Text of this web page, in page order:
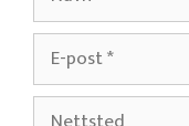
post
Nettsted